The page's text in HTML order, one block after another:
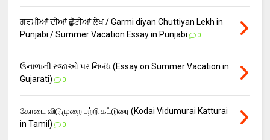
ਗਰਮੀਆਂ ਦੀਆਂ ਛੁੱਟੀਆਂ ਲੇਖ / Garmi diyan Chuttiyan Lekh in
Punjabi / Summer Vacation Essay in Punjabi
0
ઉનાળાની રજાઓ પર નિબંધ (Essay on Summer Vacation in
Gujarati)
0
கோடை விடுமுறை பற்றி கட்டுரை (Kodai Vidumurai Katturai
in Tamil)
0